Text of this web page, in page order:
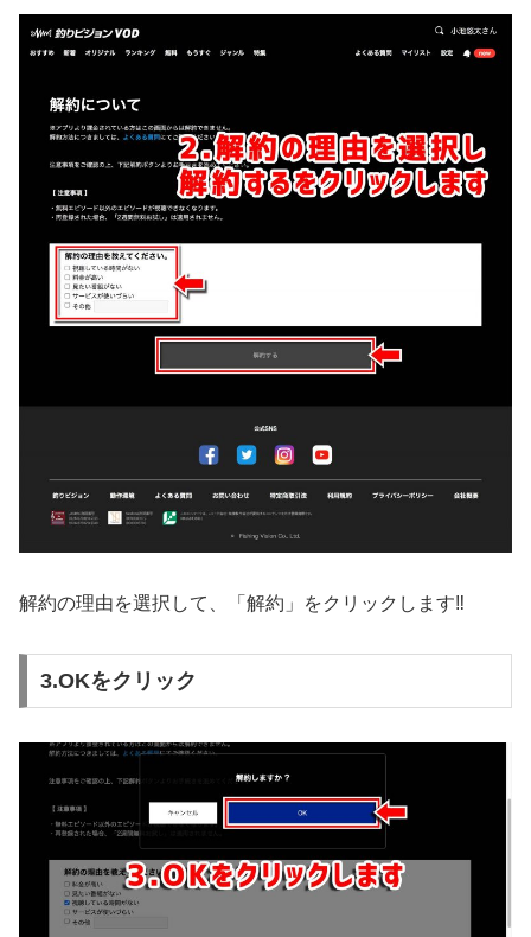
解約の理由を選択して、「解約」をクリックします‼️
3.OKをクリック